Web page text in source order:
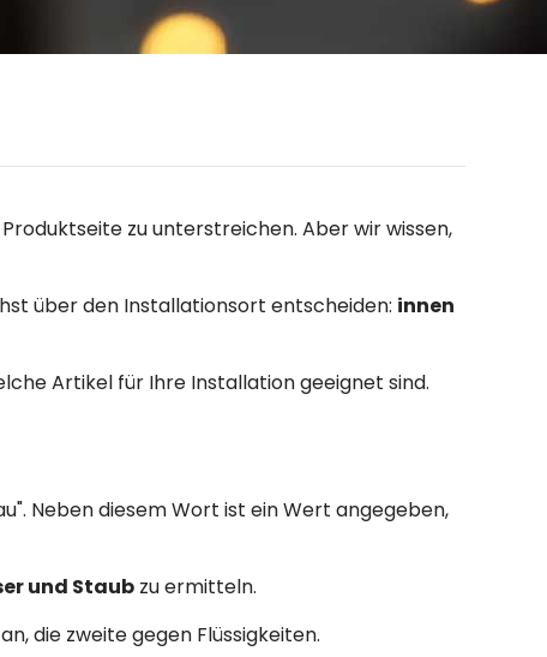
zu unterstreichen. Aber wir wissen,
über den Installationsort entscheiden: innen
Artikel für Ihre Installation geeignet sind.
Neben diesem Wort ist ein Wert angegeben,
und Staub zu ermitteln.
die zweite gegen Flüssigkeiten.